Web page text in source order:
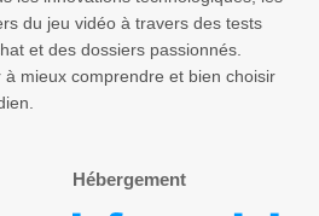
du jeu vidéo à travers des tests
et des dossiers passionnés.
mieux comprendre et bien choisir
Hébergement